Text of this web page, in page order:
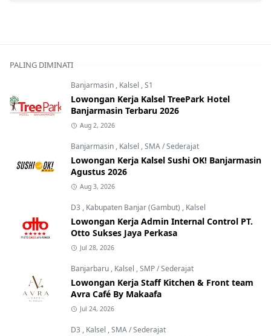
PALING DIMINATI
Banjarmasin , Kalsel ,S1
Lowongan Kerja Kalsel TreePark Hotel
Banjarmasin Terbaru 2026
Aug 2, 2026
Banjarmasin , Kalsel ,SMA / Sederajat
Lowongan Kerja Kalsel Sushi OK! Banjarmasin
Agustus 2026
Aug 3, 2026
D3 , Kabupaten Banjar (Gambut) , Kalsel
Lowongan Kerja Admin Internal Control PT.
Otto Sukses Jaya Perkasa
Jul 28, 2026
Banjarbaru , Kalsel ,SMP / Sederajat
Lowongan Kerja Staff Kitchen & Front team
Avra Café By Makaafa
Jul 24, 2026
D3 , Kalsel ,SMA / Sederajat